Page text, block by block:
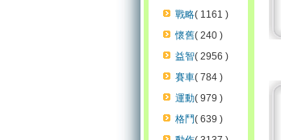
戰略( 1161 )
懷舊( 240 )
益智( 2956 )
賽車( 784 )
運動( 979 )
格鬥( 639 )